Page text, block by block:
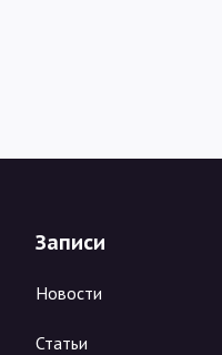
Записи
Новости
Статьи